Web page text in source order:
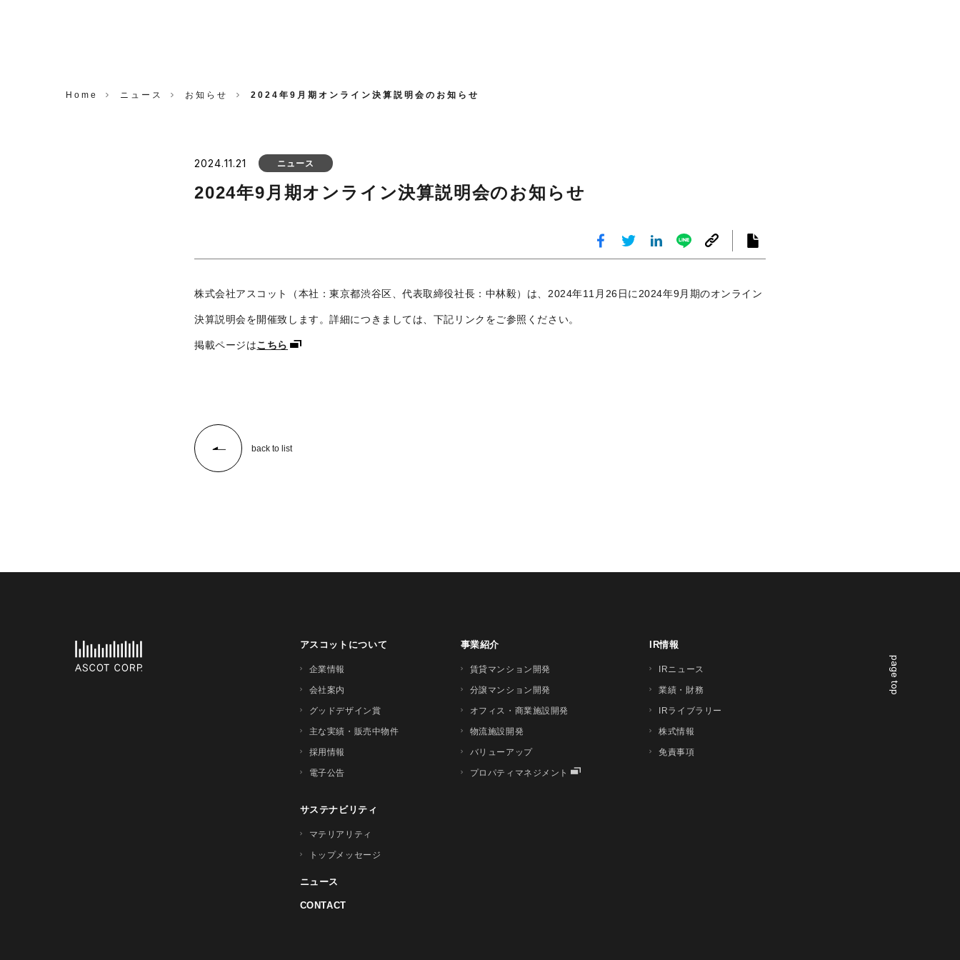
Home ニュース お知らせ 2024年9月期オンライン決算説明会のお知らせ
2024.11.21 ニュース
2024年9月期オンライン決算説明会のお知らせ
株式会社アスコット（本社：東京都渋谷区、代表取締役社長：中林毅）は、2024年11月26日に2024年9月期のオンライン
決算説明会を開催致します。詳細につきましては、下記リンクをご参照ください。
掲載ページはこちら
back to list
page top
アスコットについて
企業情報
会社案内
グッドデザイン賞
主な実績・販売中物件
採用情報
電子公告
事業紹介
賃貸マンション開発
分譲マンション開発
オフィス・商業施設開発
物流施設開発
バリューアップ
プロパティマネジメント
IR情報
IRニュース
業績・財務
IRライブラリー
株式情報
免責事項
サステナビリティ
マテリアリティ
トップメッセージ
ニュース
CONTACT